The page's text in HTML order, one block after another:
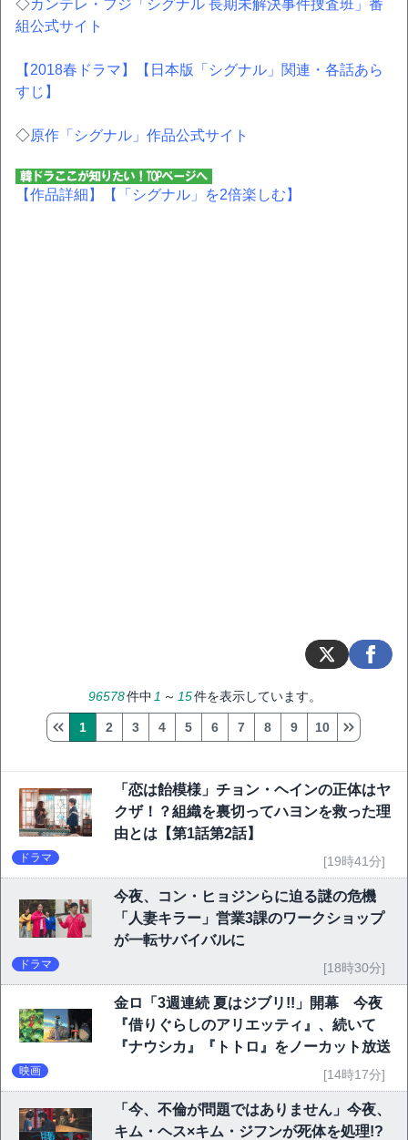
◇カンテレ・フジ「シグナル 長期未解決事件捜査班」番
組公式サイト
【2018春ドラマ】
【日本版「シグナル」関連・各話あら
すじ】
◇原作「シグナル」作品公式サイト
【作品詳細】 【「シグナル」を2倍楽しむ】
96578件中 1 ～ 15件を表示しています。
1 2 3 4 5 6 7 8 9 10
「恋は飴模様」チョン・ヘインの正体はヤ
クザ！？組織を裏切ってハヨンを救った理
由とは【第1話第2話】
ドラマ [19時41分]
今夜、コン・ヒョジンらに迫る謎の危機
「人妻キラー」営業3課のワークショップ
が一転サバイバルに
ドラマ [18時30分]
金ロ「3週連続 夏はジブリ!!」開幕 今夜
『借りぐらしのアリエッティ』、続いて
『ナウシカ』『トトロ』をノーカット放送
映画 [14時17分]
「今、不倫が問題ではありません」今夜、
キム・ヘス×キム・ジフンが死体を処理!?